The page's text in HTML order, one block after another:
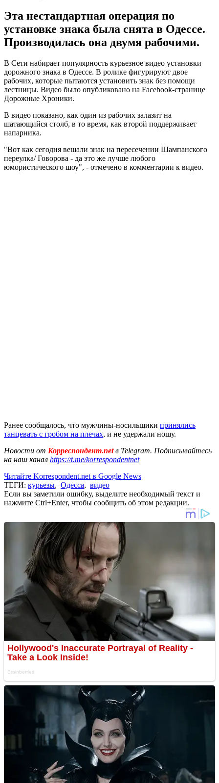
Эта нестандартная операция по
установке знака была снята в Одессе.
Производилась она двумя рабочими.
В Сети набирает популярность курьезное видео установки
дорожного знака в Одессе. В ролике фигурируют двое
рабочих, которые пытаются установить знак без помощи
лестницы. Видео было опубликовано на Facebook-странице
Дорожные Хроники.
В видео показано, как один из рабочих залазит на
шатающийся столб, в то время, как второй поддерживает
напарника.
"Вот как сегодня вешали знак на пересечении Шампанского
переулка/ Говорова - да это же лучше любого
юмористического шоу", - отмечено в комментарии к видео.
Ранее сообщалось, что мужчины-носильщики принялись
танцевать с гробом на плечах, и не удержали ношу.
Новости от Корреспондент.netв Telegram. Подписывайтесь
на наш канал https://t.me/korrespondentnet
Читайте Korrespondent.net в Google News
ТЕГИ: курьезы, Одесса, видео
Если вы заметили ошибку, выделите необходимый текст и
нажмите Ctrl+Enter, чтобы сообщить об этом редакции.